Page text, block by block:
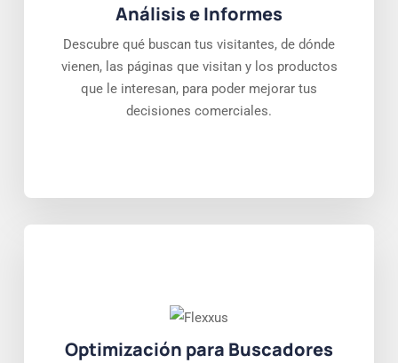
Análisis e Informes
Descubre qué buscan tus visitantes, de dónde
vienen, las páginas que visitan y los productos
que le interesan, para poder mejorar tus
decisiones comerciales.
Optimización para Buscadores